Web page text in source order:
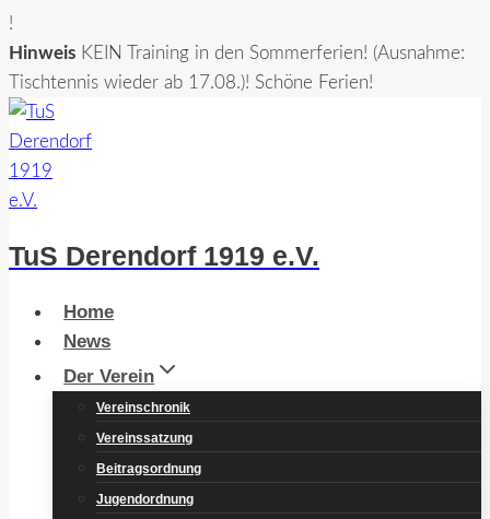
!
Hinweis KEIN Training in den Sommerferien! (Ausnahme:
Tischtennis wieder ab 17.08.)! Schöne Ferien!
Zum
Inhalt
springen
TuS Derendorf 1919 e.V.
Home
News
Der Verein
Vereinschronik
Vereinssatzung
Beitragsordnung
Jugendordnung